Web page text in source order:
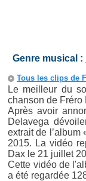
Genre musical :
Tous les clips de
Le meilleur du
chanson de Fréro
Après avoir
Delavega
extrait de l’album
2015. La vidéo
Dax le 21 juillet
Cette vidéo de
a été regardée